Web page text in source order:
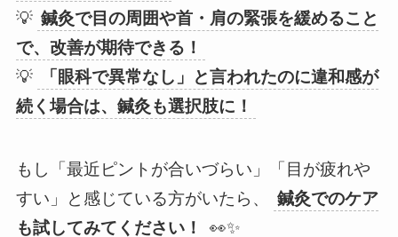
💡 鍼灸で目の周囲や首・肩の緊張を緩めること
で、改善が期待できる！
💡
「眼科で異常なし」と言われたのに違和感が
続く場合は、鍼灸も選択肢に！
もし「最近ピントが合いづらい」「目が疲れや
すい」と感じている方がいたら、
鍼灸でのケア
も試してみてください！
👀✨